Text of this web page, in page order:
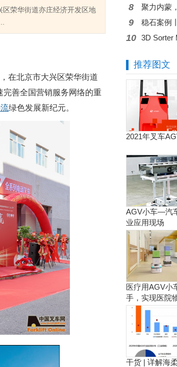
荣华街道亦庄经济开发区地
在北京市大兴区荣华街道
善全国营销服务网络的重
绿色发展新纪元。
8
9
10
推荐图文
2021年叉车
AGV小车—汽
业应用现场
医疗用AGV小
手，实现医院
动化！
干货 | 详解海